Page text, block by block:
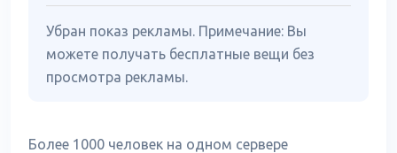
Убран показ рекламы. Примечание: Вы
можете получать бесплатные вещи без
просмотра рекламы.
Более 1000 человек на одном сервере